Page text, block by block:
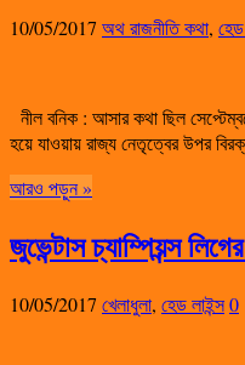
10/05/2017 অথ রাজনীতি কথা,
নীল বনিক : আসার কথা ছিল
হয়ে যাওয়ায় রাজ্য নেতৃত্বের উপর
আরও পড়ুন »
জুভেন্টাস চ্যাম্পিয়ন্স
10/05/2017 খেলাধুলা, হেড লাইন্স0